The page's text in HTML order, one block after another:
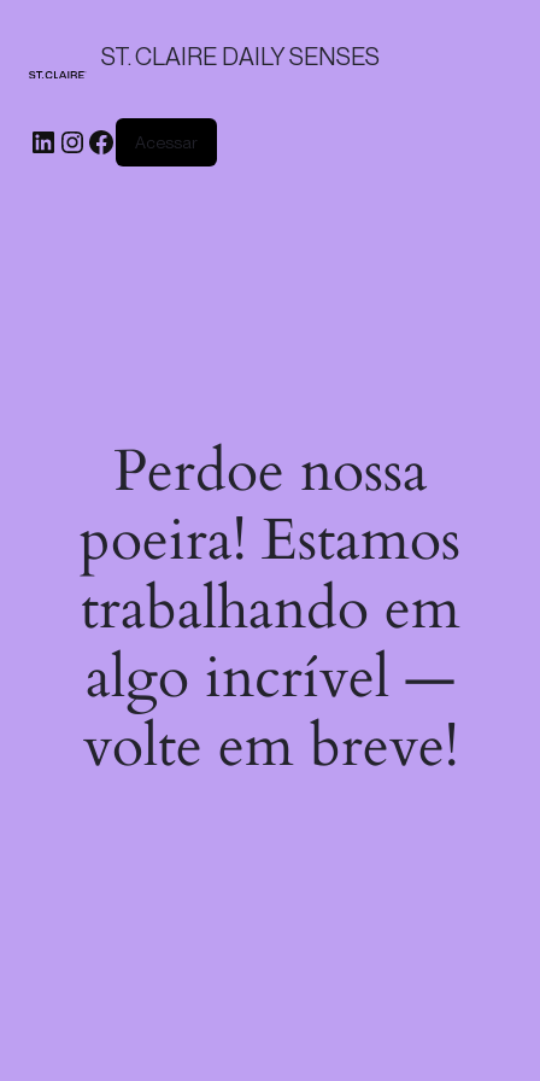
ST. CLAIRE DAILY SENSES
Acessar
Perdoe nossa
poeira! Estamos
trabalhando em
algo incrível —
volte em breve!